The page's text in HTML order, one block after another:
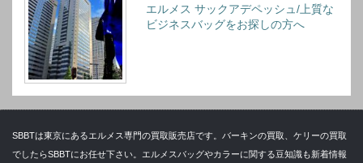
エルメス サックアデペッシュ/上質な
ビジネスバッグをお探しの方へ
SBBTは東京にあるエルメス専門の買取販売店です。バーキンの買取、ケリーの買取
でしたらSBBTにお任せ下さい。エルメスバッグやカラーに関する豆知識も新着情報